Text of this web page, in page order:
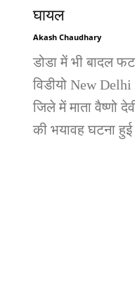
घायल
Akash Chaudhary
डोडा में भी बादल
विडीयो New
जिले में माता वैष्णो
की भयावह घटना हुई